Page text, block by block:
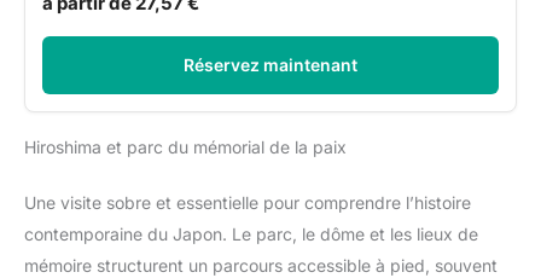
Réservez maintenant
Hiroshima et parc du mémorial de la paix
Une visite sobre et essentielle pour comprendre l’histoire
contemporaine du Japon. Le parc, le dôme et les lieux de
mémoire structurent un parcours accessible à pied, souvent